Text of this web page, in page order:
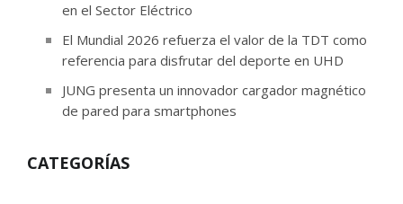
en el Sector Eléctrico
El Mundial 2026 refuerza el valor de la TDT como
referencia para disfrutar del deporte en UHD
JUNG presenta un innovador cargador magnético
de pared para smartphones
CATEGORÍAS